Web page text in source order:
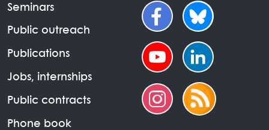
Seminars
Public outreach
Publications
Jobs, internships
Public contracts
Phone book